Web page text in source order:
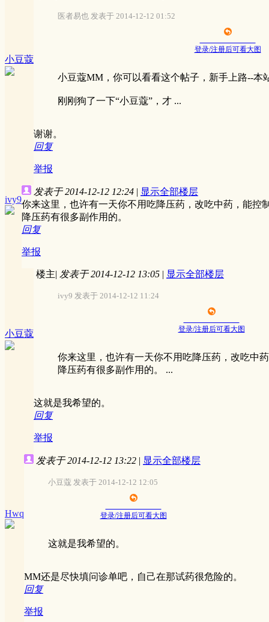
小豆蔻
医者易也 发表于 2014-12-12 01:52
登录/注册后可看大图
小豆蔻MM，你可以看看这个帖子，新手上路--本
刚刚狗了一下“小豆蔻”，才 ...
谢谢。
回复
举报
ivy9
发表于 2014-12-12 12:24 | 显示全部楼层
你来这里，也许有一天你不用吃降压药，改吃中药，能控
降压药有很多副作用的。
回复
举报
小豆蔻
楼主| 发表于 2014-12-12 13:05 | 显示全部楼层
ivy9 发表于 2014-12-12 11:24
登录/注册后可看大图
你来这里，也许有一天你不用吃降压药，改吃中
降压药有很多副作用的。 ...
这就是我希望的。
回复
举报
Hwq
发表于 2014-12-12 13:22 | 显示全部楼层
小豆蔻 发表于 2014-12-12 12:05
登录/注册后可看大图
这就是我希望的。
MM还是尽快填问诊单吧，自己在那试药很危险的。
回复
举报